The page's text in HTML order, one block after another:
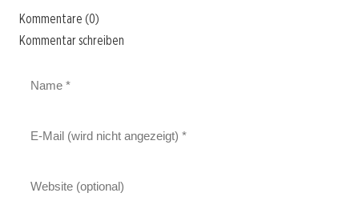
Kommentare (0)
Kommentar schreiben